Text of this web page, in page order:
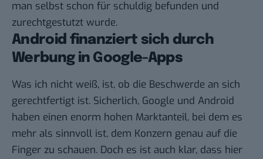
man selbst schon für schuldig befunden und
zurechtgestutzt wurde.
Android finanziert sich durch
Werbung in Google-Apps
Was ich nicht weiß, ist, ob die Beschwerde an sich
gerechtfertigt ist. Sicherlich, Google und Android
haben einen enorm hohen Marktanteil, bei dem es
mehr als sinnvoll ist, dem Konzern genau auf die
Finger zu schauen. Doch es ist auch klar, dass hier